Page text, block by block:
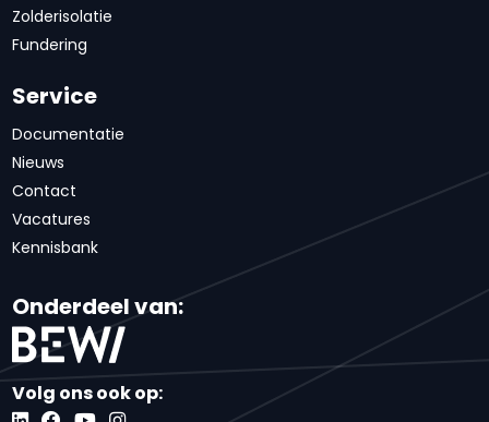
Zolderisolatie
Fundering
Service
Documentatie
Nieuws
Contact
Vacatures
Kennisbank
Onderdeel van:
Volg ons ook op: